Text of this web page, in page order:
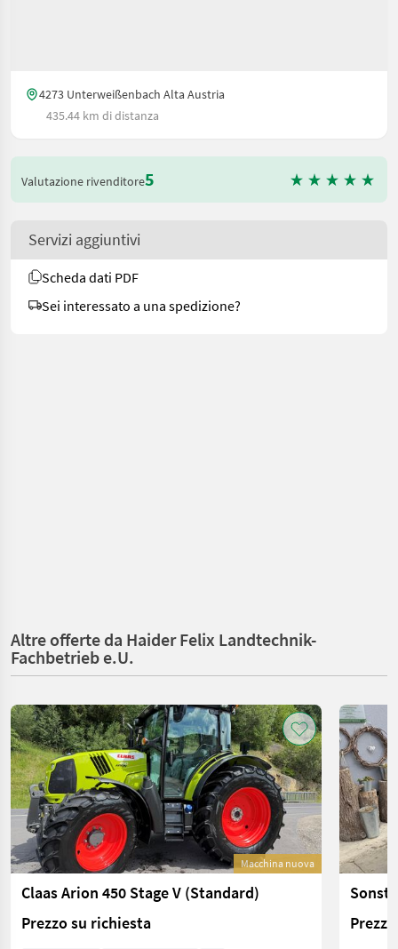
4273 Unterweißenbach Alta Austria
435.44 km di distanza
Valutazione rivenditore5
Servizi aggiuntivi
Scheda dati PDF
Sei interessato a una spedizione?
Altre offerte da Haider Felix Landtechnik-
Fachbetrieb e.U.
Macchina nuova
Claas Arion 450 Stage V (Standard)
Prezzo su richiesta